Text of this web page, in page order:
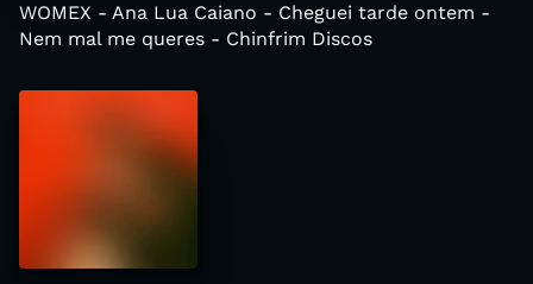
WOMEX - Ana Lua Caiano - Cheguei tarde ontem -
Nem mal me queres - Chinfrim Discos